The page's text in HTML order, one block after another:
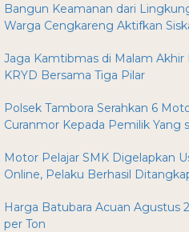
Bangun Keamanan dari
Warga Cengkareng Aktifkan
Jaga Kamtibmas di Malam Akhir
KRYD Bersama Tiga Pilar
Polsek Tambora Serahkan 6
Curanmor Kepada Pemilik Yang
Motor Pelajar SMK Digelapkan
Online, Pelaku Berhasil
Harga Batubara Acuan Agustus
per Ton